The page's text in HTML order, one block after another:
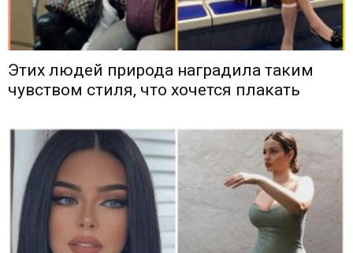
Этих людей природа наградила таким
чувством стиля, что хочется плакать